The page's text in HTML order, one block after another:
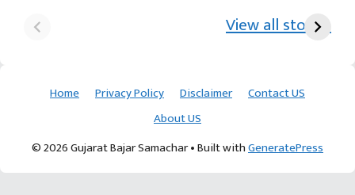
View all stories
ખેડૂતની કમાલ આચાર્ય દેવવ્રતજી
Home Privacy Policy Disclaimer
Contact US
About US
© 2026 Gujarat Bajar Samachar• Built withGeneratePress